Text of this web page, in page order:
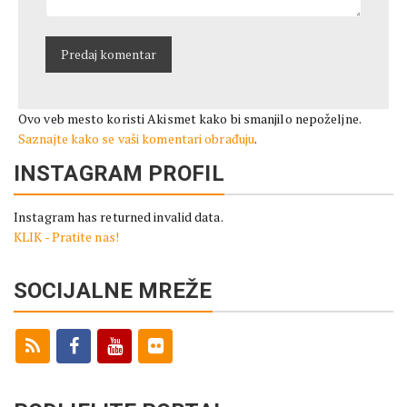
Ovo veb mesto koristi Akismet kako bi smanjilo nepoželjne.
Saznajte kako se vaši komentari obrađuju.
INSTAGRAM PROFIL
Instagram has returned invalid data.
KLIK - Pratite nas!
SOCIJALNE MREŽE